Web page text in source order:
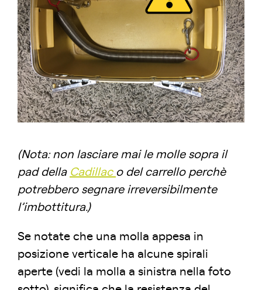
(Nota: non lasciare mai le molle sopra il
pad della Cadillac o del carrello perchè
potrebbero segnare irreversibilmente
l’imbottitura.)
Se notate che una molla appesa in
posizione verticale ha alcune spirali
aperte (vedi la molla a sinistra nella foto